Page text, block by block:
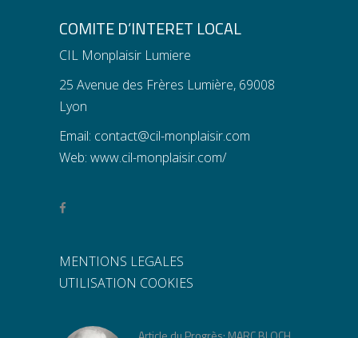
COMITE D’INTERET LOCAL
CIL Monplaisir Lumiere
25 Avenue des Frères Lumière, 69008
Lyon
Email: contact@cil-monplaisir.com
Web: www.cil-monplaisir.com/
MENTIONS LEGALES
UTILISATION COOKIES